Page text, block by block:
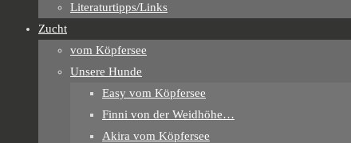
Literaturtipps/Links
Zucht
vom Köpfersee
Unsere Hunde
Easy vom Köpfersee
Finni von der Weidhöhe…
Akira vom Köpfersee